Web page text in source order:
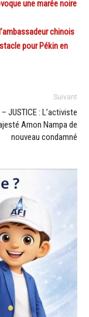
une marée noire
chinois
pour Pékin en
Suivant
JUSTICE : L’activiste
Arnon Nampa de
nouveau condamné